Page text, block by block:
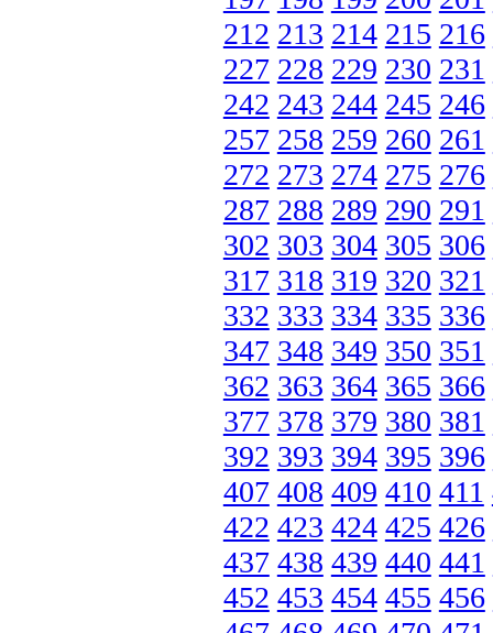
212 213 214 215 216
227 228 229 230 231
242 243 244 245 246
257 258 259 260 261
272 273 274 275 276
287 288 289 290 291
302 303 304 305 306
317 318 319 320 321
332 333 334 335 336
347 348 349 350 351
362 363 364 365 366
377 378 379 380 381
392 393 394 395 396
407 408 409 410 411
422 423 424 425 426
437 438 439 440 441
452 453 454 455 456